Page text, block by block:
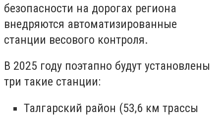
безопасности на дорогах региона
внедряются автоматизированные
станции весового контроля.
В 2025 году поэтапно будут установлены
три такие станции:
Талгарский район (53,6 км трассы